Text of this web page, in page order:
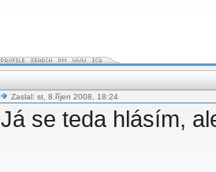
Zaslal: st, 8.říjen 2008, 18:24
Já se teda hlásím,